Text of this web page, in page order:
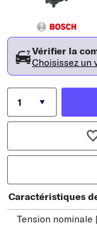
Vérifier la
Choisissez un
Caractéristiques
Tension nominale